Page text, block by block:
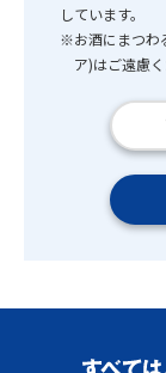
しています。
※お酒にまつわ
ア)はご遠慮く